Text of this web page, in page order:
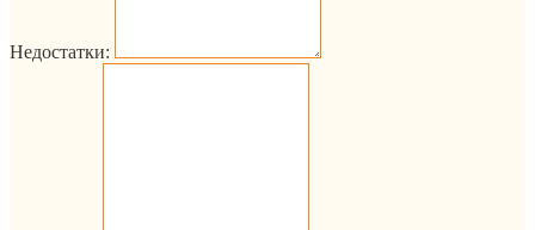
Недостатки: